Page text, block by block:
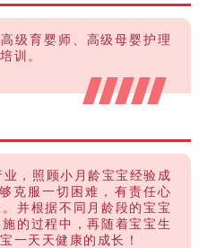
级育婴师、高级母婴护理
训。
， 照顾小月龄宝宝经验成
克服一切困难，有责任心
并根据不同月龄段的宝宝
的过程中，再随着宝宝生
一天天健康的成长！